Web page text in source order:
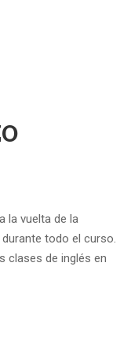
la vuelta de la
todo el curso.
clases de inglés en